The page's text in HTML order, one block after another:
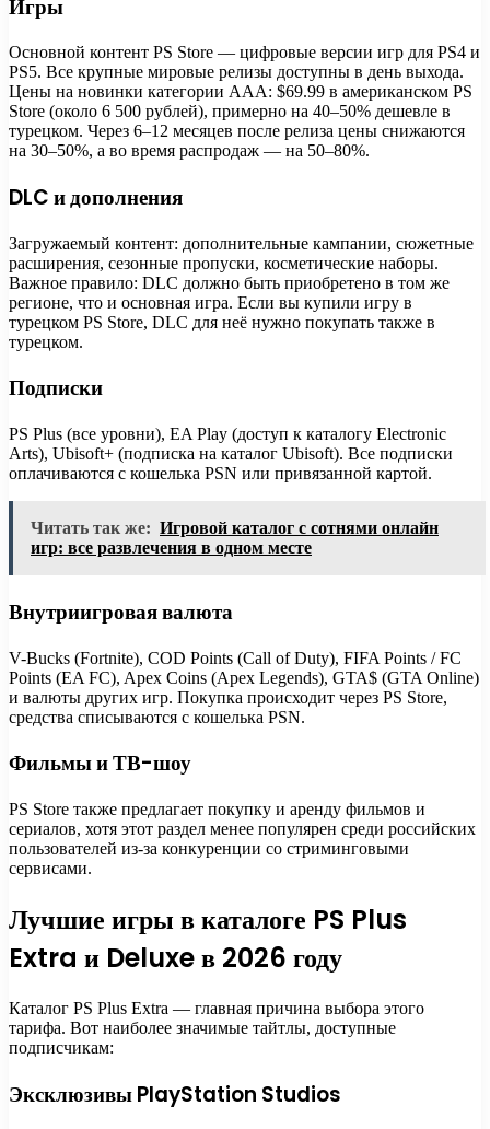
Игры
Основной контент PS Store — цифровые версии игр для PS4 и
PS5. Все крупные мировые релизы доступны в день выхода.
Цены на новинки категории AAA: $69.99 в американском PS
Store (около 6 500 рублей), примерно на 40–50% дешевле в
турецком. Через 6–12 месяцев после релиза цены снижаются
на 30–50%, а во время распродаж — на 50–80%.
DLC и дополнения
Загружаемый контент: дополнительные кампании, сюжетные
расширения, сезонные пропуски, косметические наборы.
Важное правило: DLC должно быть приобретено в том же
регионе, что и основная игра. Если вы купили игру в
турецком PS Store, DLC для неё нужно покупать также в
турецком.
Подписки
PS Plus (все уровни), EA Play (доступ к каталогу Electronic
Arts), Ubisoft+ (подписка на каталог Ubisoft). Все подписки
оплачиваются с кошелька PSN или привязанной картой.
Читать так же: Игровой каталог с сотнями онлайн
игр: все развлечения в одном месте
Внутриигровая валюта
V-Bucks (Fortnite), COD Points (Call of Duty), FIFA Points / FC
Points (EA FC), Apex Coins (Apex Legends), GTA$ (GTA Online)
и валюты других игр. Покупка происходит через PS Store,
средства списываются с кошелька PSN.
Фильмы и ТВ-шоу
PS Store также предлагает покупку и аренду фильмов и
сериалов, хотя этот раздел менее популярен среди российских
пользователей из-за конкуренции со стриминговыми
сервисами.
Лучшие игры в каталоге PS Plus
Extra и Deluxe в 2026 году
Каталог PS Plus Extra — главная причина выбора этого
тарифа. Вот наиболее значимые тайтлы, доступные
подписчикам:
Эксклюзивы PlayStation Studios